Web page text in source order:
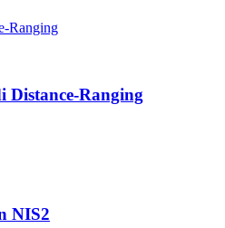
Distance-Ranging
NIS2